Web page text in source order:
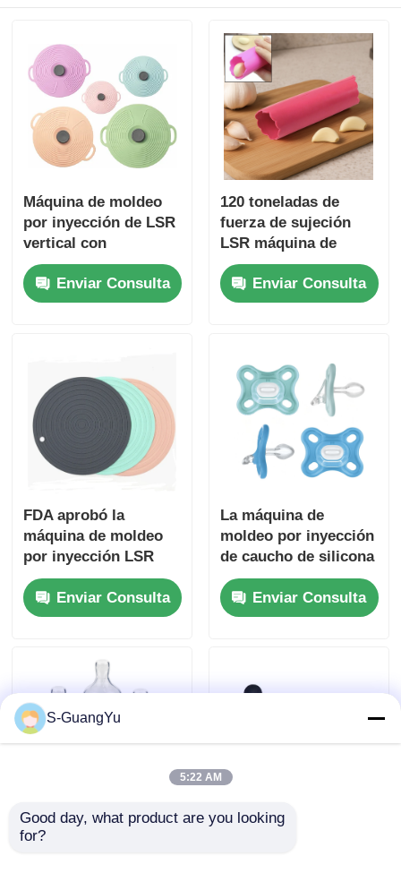
Máquina de moldeo
por inyección de LSR
vertical con
servomotor de fuerza
de sujeción de 160
toneladas y alta
Enviar Consulta
120 toneladas de
fuerza de sujeción
LSR máquina de
moldeo por inyección
para la producción de
pelador de ajo
Enviar Consulta
FDA aprobó la
máquina de moldeo
por inyección LSR
para almohadillas de
silicona resistentes al
calor con 120
de sujeción
Enviar Consulta
La máquina de
moldeo por inyección
de caucho de silicona
líquida para chupetes
para bebés Ultra-
suave
Enviar Consulta
Máquina de moldeo
Estudio de caso:
S-GuangYu
5:22 AM
Good day, what product are you looking
for?